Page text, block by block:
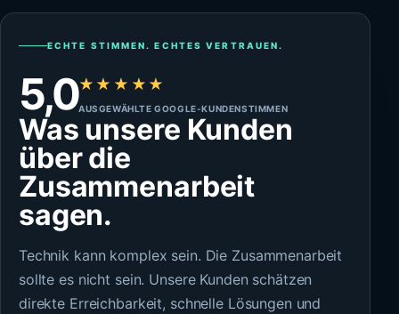
ECHTE STIMMEN. ECHTES VERTRAUEN.
5,0★★★★★
AUSGEWÄHLTE GOOGLE-KUNDENSTIMMEN
Was unsere Kunden
über die
Zusammenarbeit
sagen.
Technik kann komplex sein. Die Zusammenarbeit
sollte es nicht sein. Unsere Kunden schätzen
direkte Erreichbarkeit, schnelle Lösungen und